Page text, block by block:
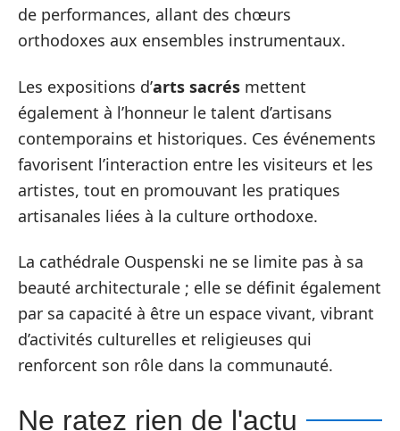
de performances, allant des chœurs
orthodoxes aux ensembles instrumentaux.
Les expositions d’arts sacrés mettent
également à l’honneur le talent d’artisans
contemporains et historiques. Ces événements
favorisent l’interaction entre les visiteurs et les
artistes, tout en promouvant les pratiques
artisanales liées à la culture orthodoxe.
La cathédrale Ouspenski ne se limite pas à sa
beauté architecturale ; elle se définit également
par sa capacité à être un espace vivant, vibrant
d’activités culturelles et religieuses qui
renforcent son rôle dans la communauté.
Ne ratez rien de l'actu